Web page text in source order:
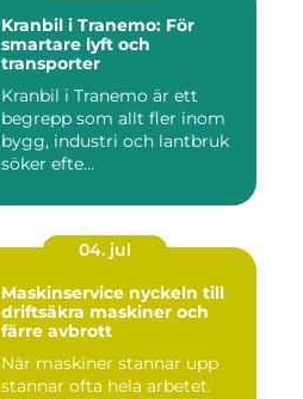
Kranbil i Tranemo: För
smartare lyft och
transporter
Kranbil i Tranemo är ett
begrepp som allt fler inom
bygg, industri och lantbruk
söker efte...
04. jul
Maskinservice nyckeln till
driftsäkra maskiner och
färre avbrott
När maskiner stannar upp
stannar ofta hela arbetet.